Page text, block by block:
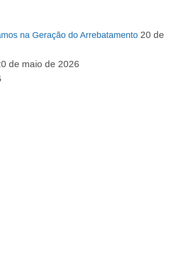
na Geração do Arrebatamento 20 de
de maio de 2026